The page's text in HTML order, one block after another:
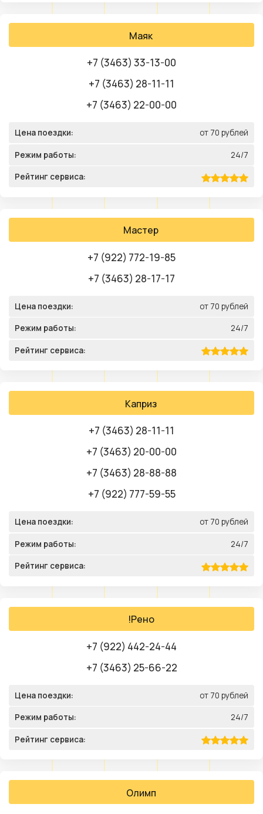
Маяк
+7 (3463) 33-13-00
+7 (3463) 28-11-11
+7 (3463) 22-00-00
Цена поездки: от 70 рублей
Режим работы: 24/7
Рейтинг сервиса:
Мастер
+7 (922) 772-19-85
+7 (3463) 28-17-17
Цена поездки: от 70 рублей
Режим работы: 24/7
Рейтинг сервиса:
Каприз
+7 (3463) 28-11-11
+7 (3463) 20-00-00
+7 (3463) 28-88-88
+7 (922) 777-59-55
Цена поездки: от 70 рублей
Режим работы: 24/7
Рейтинг сервиса:
!Рено
+7 (922) 442-24-44
+7 (3463) 25-66-22
Цена поездки: от 70 рублей
Режим работы: 24/7
Рейтинг сервиса:
Олимп